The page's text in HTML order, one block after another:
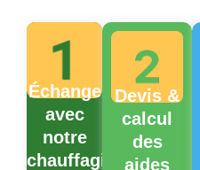
Échange
avec
notre
chauffagiste
Devis &
calcul
des
aides